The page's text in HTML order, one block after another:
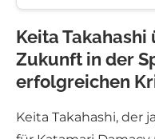
Keita
Zukunft in der
erfolgreichen
Keita Takahashi, der